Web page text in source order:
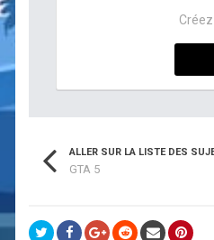
ALLER SUR LA LISTE DES
GTA 5